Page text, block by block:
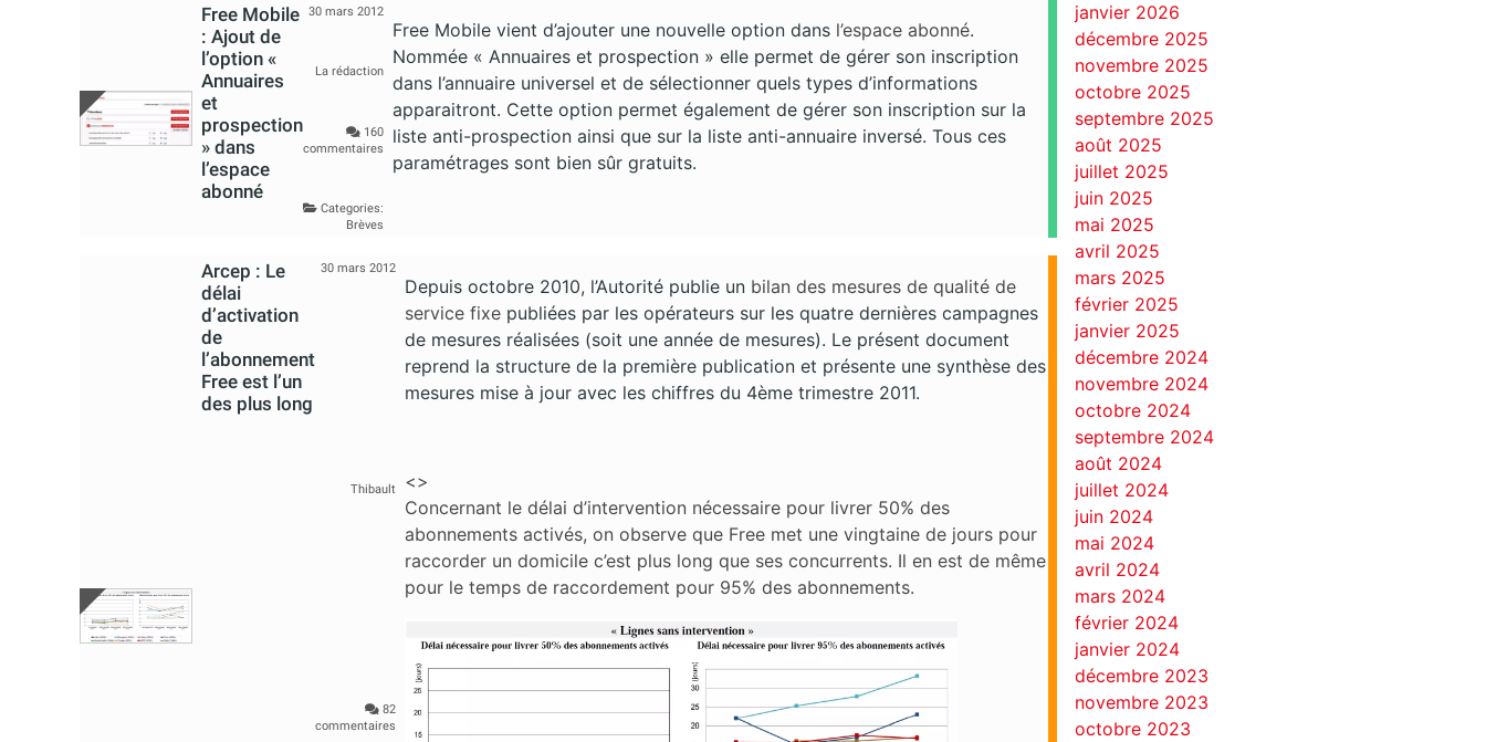
Free Mobile
: Ajout de
l’option «
Annuaires
et
prospection
» dans
l’espace
abonné
30 mars 2012
La rédaction
160
commentaires
Categories:
Brèves
Free Mobile vient d’ajouter une nouvelle option dans l’espace abonné.
Nommée « Annuaires et prospection » elle permet de gérer son inscription
dans l’annuaire universel et de sélectionner quels types d’informations
apparaitront. Cette option permet également de gérer son inscription sur la
liste anti-prospection ainsi que sur la liste anti-annuaire inversé. Tous ces
paramétrages sont bien sûr gratuits.
Arcep : Le
délai
d’activation
de
l’abonnement
Free est l’un
des plus long
30 mars 2012
Thibault
82
commentaires
Depuis octobre 2010, l’Autorité publie un bilan des mesures de qualité de
service fixe publiées par les opérateurs sur les quatre dernières campagnes
de mesures réalisées (soit une année de mesures). Le présent document
reprend la structure de la première publication et présente une synthèse des
mesures mise à jour avec les chiffres du 4ème trimestre 2011.
<>
Concernant le délai d’intervention nécessaire pour livrer 50% des
abonnements activés, on observe que Free met une vingtaine de jours pour
raccorder un domicile c’est plus long que ses concurrents. Il en est de même
pour le temps de raccordement pour 95% des abonnements.
janvier 2026
décembre 2025
novembre 2025
octobre 2025
septembre 2025
août 2025
juillet 2025
juin 2025
mai 2025
avril 2025
mars 2025
février 2025
janvier 2025
décembre 2024
novembre 2024
octobre 2024
septembre 2024
août 2024
juillet 2024
juin 2024
mai 2024
avril 2024
mars 2024
février 2024
janvier 2024
décembre 2023
novembre 2023
octobre 2023